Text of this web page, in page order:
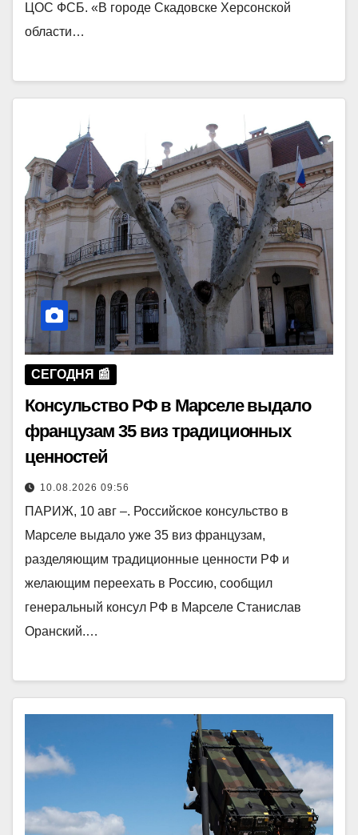
ЦОС ФСБ. «В городе Скадовске Херсонской
области…
СЕГОДНЯ 📰
Консульство РФ в Марселе выдало
французам 35 виз традиционных
ценностей
10.08.2026 09:56
ПАРИЖ, 10 авг –. Российское консульство в
Марселе выдало уже 35 виз французам,
разделяющим традиционные ценности РФ и
желающим переехать в Россию, сообщил
генеральный консул РФ в Марселе Станислав
Оранский.…